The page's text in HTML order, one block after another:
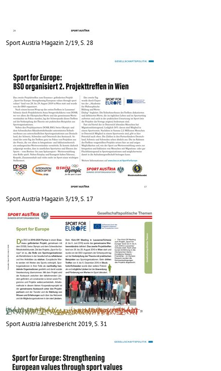
Sport Austria Magazin 2/19, S. 28
Sport Austria Magazin 3/19, S. 17
Sport Austria Jahresbericht 2019, S. 31